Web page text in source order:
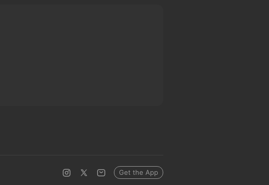
Get the App